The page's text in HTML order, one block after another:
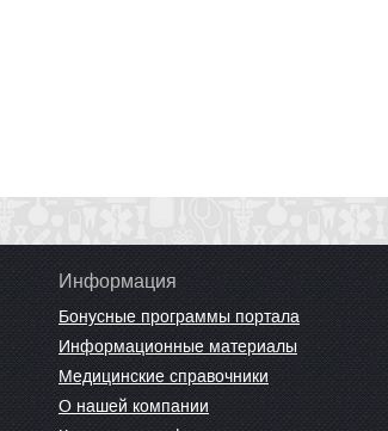
Информация
Бонусные программы портала
Информационные материалы
Медицинские справочники
О нашей компании